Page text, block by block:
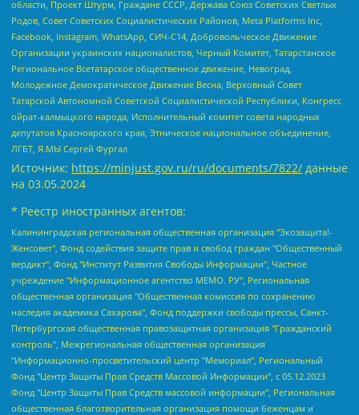
области, Проект Штурм, Граждане СССР, Держава Союз Советских Светлых
Родов, Совет Советских Социалистических Районов, Meta Platforms Inc,
Facebook, Instagram, WhatsApp, СИЧ-С14, Добровольческое Движение
Организации украинских националистов, Черный Комитет, Татарстанское
Региональное Всетатарское общественное движение, Невоград,
Молодежное Демократическое Движение Весна, Верховный Совет
Татарской Автономной Советской Социалистической Республики, Конгресс
ойрат-калмыцкого народа, Исполнительный комитет совета народных
депутатов Красноярского края, Этническое национальное объединение,
ЛГБТ, Я.МЫ Сергей Фургал
Источник: https://minjust.gov.ru/ru/documents/7822/ данные
на 03.05.2024
* Реестр иностранных агентов:
Калининградская региональная общественная организация "Экозащита!-Женсовет", Фонд содействия защите прав и свобод граждан "Общественный вердикт", Фонд "Институт Развития Свободы Информации", Частное учреждение "Информационное агентство МЕМО. РУ", Региональная общественная организация "Общественная комиссия по сохранению наследия академика Сахарова", Фонд поддержки свободы прессы, Санкт-Петербургская общественная правозащитная организация "Гражданский контроль", Межрегиональная общественная организация "Информационно-просветительский центр "Мемориал", Региональный Фонд "Центр Защиты Прав Средств Массовой Информации", с 05.12.2023 Фонд "Центр Защиты Прав Средств массовой информации", Региональная общественная благотворительная организация помощи беженцам и мигрантам "Гражданское содействие", Негосударственное образовательное учреждение дополнительного профессионального образования (повышение квалификации) специалистов "АКАДЕМИЯ ПО ПРАВАМ ЧЕЛОВЕКА", Свердловская региональная общественная организация "Сутяжник", Автономная некоммерческая организация "Центр независимых социологических исследований", Союз общественных объединений "Российский исследовательский центр по правам человека", Региональное общественное учреждение научно-информационный центр "МЕМОРИАЛ", Некоммерческая организация "Фонд защиты гласности", Автономная некоммерческая организация "Институт прав человека", Городская общественная организация "Екатеринбургское общество "МЕМОРИАЛ", Городская общественная организация "Рязанское историко-просветительское и правозащитное общество "Мемориал" (Рязанский Мемориал), Челябинский региональный орган общественной самодеятельности – женское общественное объединение "Женщины Евразии", Челябинский региональный орган общественной самодеятельности "Уральская правозащитная группа", Фонд содействия защите здоровья и социальной справедливости имени Андрея Рылькова, Автономная Некоммерческая Организация "Аналитический Центр Юрия Левады", Автономная некоммерческая организация социальной поддержки населения "Проект Апрель", Региональная общественная организация помощи женщинам и детям, находящимся в кризисной ситуации "Информационно-методический центр "Анна", Фонд содействия развитию массовых коммуникаций и правовому просвещению "Так-так-Так", Фонд содействия устойчивому развитию "Серебряная тайга", Свердловский региональный общественный фонд социальных проектов "Новое время", "Idel.Реалии", Кавказ.Реалии, Крым.Реалии, Телеканал Настоящее Время, Татаро-башкирская служба Радио Свобода (Azatliq Radiosi), Радио Свободная Европа/Радио Свобода (PCE/PC), "Сибирь.Реалии", "Фактограф", Благотворительный фонд помощи осужденным и их семьям, Автономная некоммерческая организация "Институт глобализации и социальных движений", Фонд "В защиту прав заключенных", Частное учреждение "Центр поддержки и содействия развитию средств массовой информации", Пензенский региональный общественный благотворительный фонд "Гражданский союз", "Север.Реалии", Некоммерческая организация Фонд "Правовая инициатива", Общество с ограниченной ответственностью "Радио Свободная Европа/Радио Свобода", Чешское информационное агентство "MEDIUM-ORIENT", Красноярская региональная общественная организация "Мы против СПИДа", Камалягин Денис Николаевич, Маркелов Сергей Евгеньевич, Пономарев Лев Александрович, Савицкая Людмила Алексеевна, Автономная некоммерческая организация "Центр по работе с проблемой насилия "НАСИЛИЮ.НЕТ", Межрегиональный профессиональный союз работников здравоохранения "Альянс врачей", Юридическое лицо, зарегистрированное в Латвийской Республике, SIA "Medusa Project" (регистрационный номер 40103797863, дата регистрации 10.06.2014), Некоммерческая организация "Фонд по борьбе с коррупцией", Автономная некоммерческая организация "Институт права и публичной политики", Баданин Роман Сергеевич, Гликин Максим Александрович, Железнова Мария Михайловна, Лукьянова Юлия Сергеевна, Маетная Елизавета Витальевна, Маняхин Петр Борисович, Чуракова Ольга Владимировна, Ярош Юлия Петровна, Юридическое лицо "The Insider SIA", зарегистрированное в Риге, Латвийская Республика (дата регистрации 26.06.2015), являющееся администратором доменного имени интернет-издания "The Insider SIA", https://theins.ru, Постернак Алексей Евгеньевич, Рубин Михаил Аркадьевич, Анин Роман Александрович, Юридическое лицо Istories fonds, зарегистрированное в Латвийской Республике (регистрационный номер 50008295751, дата регистрации 24.02.2020), Великовский Дмитрий Александрович, Долинина Ирина Николаевна, Мароховская Алеся Алексеевна, Шлейнов Роман Юрьевич, Шмагун Олеся Валентиновна, Общество с ограниченной ответственностью "Альтаир 2021", Общество с ограниченной ответственностью "Вега 2021", Общество с ограниченной ответственностью "Главный редактор 2021", Общество с ограниченной ответственностью "Ромашки монолит", Важенков Артем Валерьевич, Ивановская областная общественная организация "Центр гендерных исследований", Гурман Юрий Альбертович, Медиапроект "ОВД-Инфо", Егоров Владимир Владимирович, Жилинский Владимир Александрович, Общество с ограниченной ответственностью "ЗП", Иванова София Юрьевна, Карезина Инна Павловна, Кильтау Екатерина Викторовна, Петров Алексей Викторович, Пискунов Сергей Евгеньевич, Смирнов Сергей Сергеевич, Тихонов Михаил Сергеевич, Общество с ограниченной ответственностью "ЖУРНАЛИСТ-ИНОСТРАННЫЙ АГЕНТ", Арапова Галина Юрьевна, Вольтская Татьяна Анатольевна, Американская компания "Mason G.E.S. Anonymous Foundation" (США), являющаяся владельцем интернет-издания https://mnews.world/, Компания "Stichting Bellingcat", зарегистрированная в Нидерландах (дата регистрации 11.07.2018), Захаров Андрей Вячеславович, Клепиковская Екатерина Дмитриевна, Общество с ограниченной ответственностью "МЕМО", Перл Роман Александрович, Симонов Евгений Алексеевич, Соловьева Елена Анатольевна, Сотников Даниил Владимирович, Сурначева Елизавета Дмитриевна, Автономная некоммерческая организация по защите прав человека и информированию населения "Якутия – Наше Мнение", Общество с ограниченной ответственностью "Москоу диджитал медиа", с 26.01.2023 Общество с ограниченной ответственностью "Чайка Белые сады", Ветошкина Валерия Валерьевна, Заговора Максим Александрович, Межрегиональное общественное движение "Российская ЛГБТ - сеть", Оленичев Максим Владимирович, Павлов Иван Юрьевич, Скворцова Елена Сергеевна, Общество с ограниченной ответственностью "Как бы инагент", Кочетков Игорь Викторович, Общество с ограниченной ответственностью "Честные выборы", Еланчик Олег Александрович, Общество с ограниченной ответственностью "Нобелевский призыв", Гималова Регина Эмилевна, Григорьев Андрей Валерьевич, Григорьева Алина Александровна, Ассоциация по содействию защите прав призывников, альтернативнослужащих и военнослужащих "Правозащитная группа "Гражданин.Армия.Право", Хисамова Регина Фаритовна, Автономная некоммерческая организация по реализации социально-правовых программ "Лилит", Дальневосточное общественное движение "Маяк", Санкт-Петербургская ЛГБТ-инициативная группа "Выход", Инициативная группа ЛГБТ+ "Реверс", Алексеев Андрей Викторович, Бекбулатова Таисия Львовна, Беляев Иван Михайлович, Владыкина Елена Сергеевна, Гельман Марат Александрович, Никульшина Вероника Юрьевна, Толоконникова Надежда Андреевна, Шендерович Виктор Анатольевич, Общество с ограниченной ответственностью "Данное сообщение", Общество с ограниченной ответственностью Издательский дом "Новая глава", Айнбиндер Александра Александровна, Московский комьюнити-центр для ЛГБТ+инициатив, Благотворительный фонд развития филантропии, Deutsche Welle (Германия, Kurt-Schumacher-Strasse 3, 53113 Bonn), Борзунова Мария Михайловна, Воробьев Виктор Викторович, Голубева Анна Львовна, Константинова Алла Михайловна, Малкова Ирина Владимировна, Мурадов Мурад Абдулгалимович, Осетинская Елизавета Николаевна, Понасенков Евгений Николаевич, Ганапольский Матвей Юрьевич, Киселев Евгений Алексеевич, Борухович Ирина Григорьевна, Дремин Иван Тимофеевич, Дубровский Дмитрий Викторович, Красноярская региональная общественная организация поддержки и развития альтернативных образовательных технологий и межкультурных коммуникаций "ИНТЕРРА", Маяковская Екатерина Алексеевна, Фейгин Марк Захарович, Филимонов Андрей Викторович, Дзугкоева Регина Николаевна, Доброхотов Роман Александрович, Дудь Юрий Александрович, Елкин Сергей Владимирович, Кругликов Кирилл Игоревич, Сабунаева Мария Леонидовна, Семенов Алексей Владимирович, Шаинян Карен Багратович, Шульман Екатерина Михайловна, Асафьев Артур Валерьевич, Вахштайн Виктор Семенович, Венедиктов Алексей Алексеевич, Лушникова Екатерина Евгеньевна, Волков Леонид Михайлович, Невзоров Александр Глебович, Пархоменко Сергей Борисович, Сироткин Ярослав Николаевич, Кара-Мурза Владимир Владимирович, Баранова Наталья Владимировна, Гозман Леонид Яковлевич, Кагарлицкий Борис Юльевич, Климарев Михаил Валерьевич, Милов Владимир Станиславович, Автономная некоммерческая организация Краснодарский центр современного искусства "Типография", Моргенштерн Алишер Тагирович, Соболь Любовь Эдуардовна, Общество с ограниченной ответственностью "ЛИЗА НОРМ", Каспаров Гарри Кимович, Ходорковский Михаил Борисович, Общество с ограниченной ответственностью "Апрельские тезисы", Данилович Ирина Брониславовна, Кашин Олег Владимирович, Петров Николай Владимирович, Пивоваров Алексей Владимирович, Соколов Михаил Владимирович, Цветкова Юлия Владимировна, Чичваркин Евгений Александрович, Комитет против пыток/Команда против пыток, Общество с ограниченной ответственностью "Первый научный", Общество с ограниченной ответственностью "Вертолет и ко", Белоцерковская Вероника Борисовна, Кац Максим Евгеньевич, Лазарева Татьяна Юрьевна, Шаведдинов Руслан Табризович, Яшин Илья Валерьевич, Общество с ограниченной ответственностью "Иноагент ААВ", Алешковский Дмитрий Петрович, Альбац Евгения Марковна, Быков Дмитрий Львович, Галямина Юлия Евгеньевна, Лойко Сергей Леонидович, Мартынов Кирилл Константинович, Медведев Сергей Александрович, Крашенинников Федор Геннадиевич, Гордеева Катерина Вл